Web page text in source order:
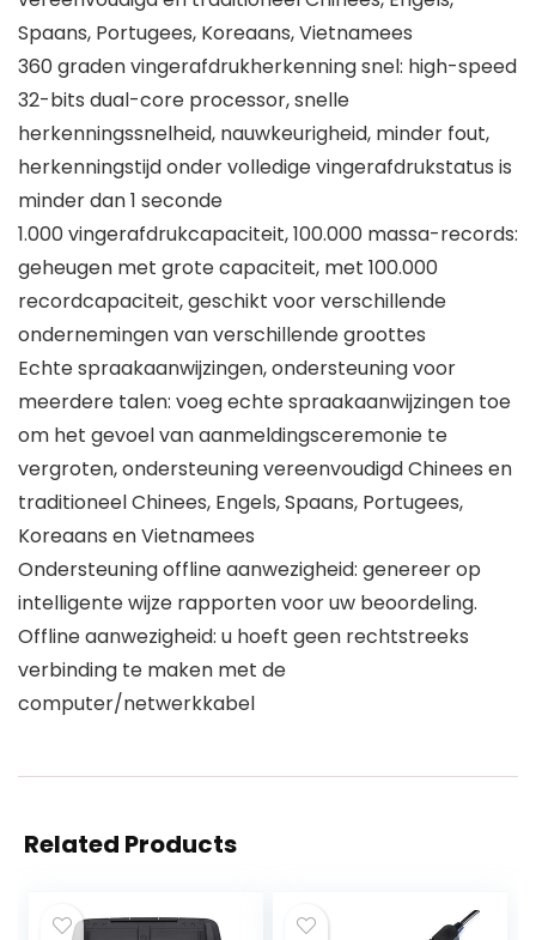
Spaans, Portugees, Koreaans, Vietnamees
360 graden vingerafdrukherkenning snel: high-speed
32-bits dual-core processor, snelle
herkenningssnelheid, nauwkeurigheid, minder fout,
herkenningstijd onder volledige vingerafdrukstatus is
minder dan 1 seconde
1.000 vingerafdrukcapaciteit, 100.000 massa-records:
geheugen met grote capaciteit, met 100.000
recordcapaciteit, geschikt voor verschillende
ondernemingen van verschillende groottes
Echte spraakaanwijzingen, ondersteuning voor
meerdere talen: voeg echte spraakaanwijzingen toe
om het gevoel van aanmeldingsceremonie te
vergroten, ondersteuning vereenvoudigd Chinees en
traditioneel Chinees, Engels, Spaans, Portugees,
Koreaans en Vietnamees
Ondersteuning offline aanwezigheid: genereer op
intelligente wijze rapporten voor uw beoordeling.
Offline aanwezigheid: u hoeft geen rechtstreeks
verbinding te maken met de
computer/netwerkkabel
Related Products